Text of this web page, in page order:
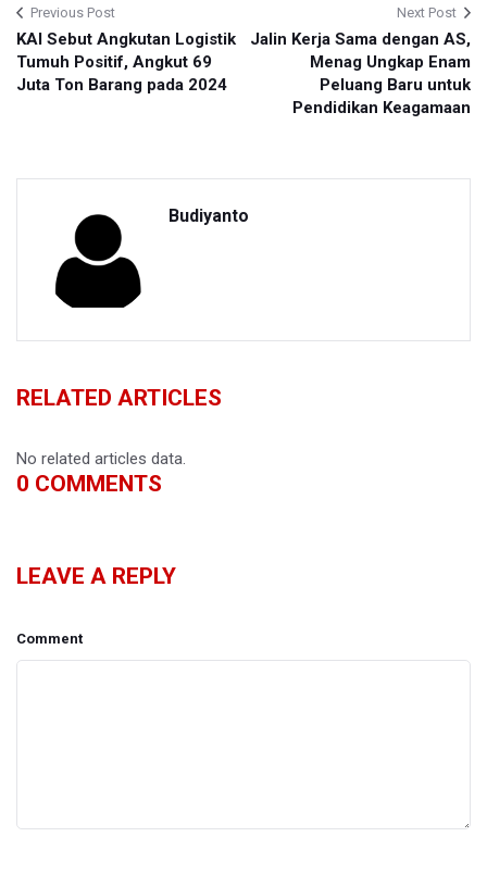
Previous Post
KAI Sebut Angkutan Logistik
Tumuh Positif, Angkut 69
Juta Ton Barang pada 2024
Next Post
Jalin Kerja Sama dengan AS,
Menag Ungkap Enam
Peluang Baru untuk
Pendidikan Keagamaan
Budiyanto
RELATED ARTICLES
No related articles data.
0 COMMENTS
LEAVE A REPLY
Comment